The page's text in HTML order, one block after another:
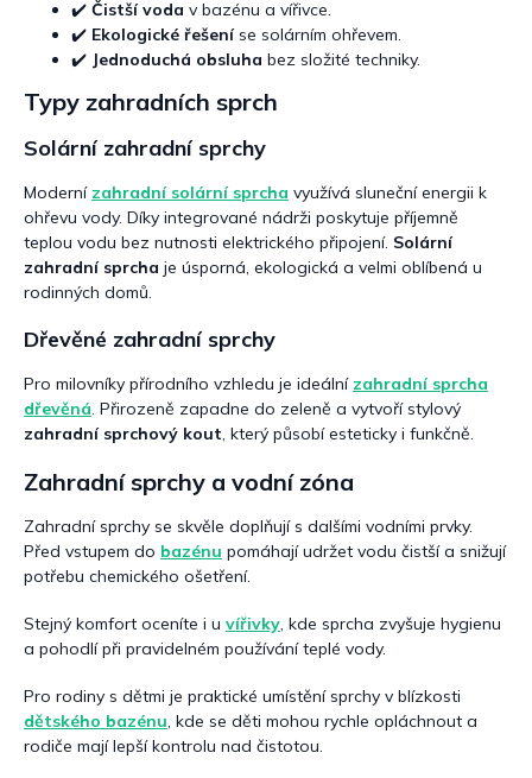
✔️ Čistší voda v bazénu a vířivce.
✔️ Ekologické řešeníse solárním ohřevem.
✔️ Jednoduchá obsluha bez složité techniky.
Typy zahradních sprch
Solární zahradní sprchy
Moderní zahradní solární sprcha využívá sluneční energii k
ohřevu vody. Díky integrované nádrži poskytuje příjemně
teplou vodu bez nutnosti elektrického připojení. Solární
zahradní sprcha je úsporná, ekologická a velmi oblíbená u
rodinných domů.
Dřevěné zahradní sprchy
Pro milovníky přírodního vzhledu je ideální zahradní sprcha
dřevěná . Přirozeně zapadne do zeleně a vytvoří stylový
zahradní sprchový kout , který působí esteticky i funkčně.
Zahradní sprchy a vodní zóna
Zahradní sprchy se skvěle doplňují s dalšími vodními prvky.
Před vstupem do bazénu pomáhají udržet vodu čistší a snižují
potřebu chemického ošetření.
Stejný komfort oceníte i u vířivky, kde sprcha zvyšuje hygienu
a pohodlí při pravidelném používání teplé vody.
Pro rodiny s dětmi je praktické umístění sprchy v blízkosti
dětského bazénu, kde se děti mohou rychle opláchnout a
rodiče mají lepší kontrolu nad čistotou.